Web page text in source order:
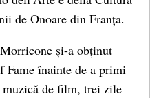
de Onoare din Franța.
și-a obținut
Fame înainte de a primi
muzică de film, trei zile